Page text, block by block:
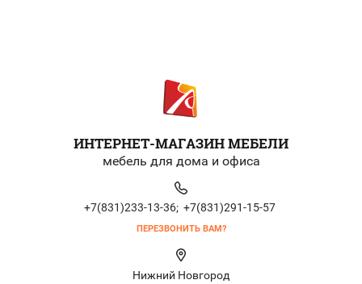
ИНТЕРНЕТ-МАГАЗИН МЕБЕЛИ
мебель для дома и офиса
+7(831)233-13-36; +7(831)291-15-57
ПЕРЕЗВОНИТЬ ВАМ?
Нижний Новгород